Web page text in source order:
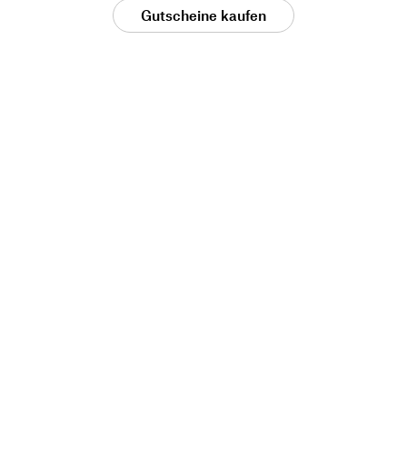
Gutscheine kaufen